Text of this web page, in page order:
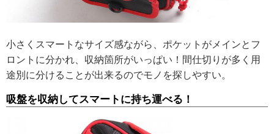
小さくスマートなサイズ感ながら、ポケットがメインとフ
ロントに分かれ、収納箇所がいっぱい！間仕切りが多く用
途別に分けることが出来るのでモノを探しやすい。
吸盤を収納してスマートに持ち運べる！